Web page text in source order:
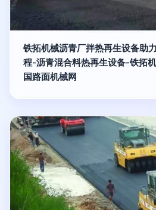
铁拓机械沥青厂拌热再生设备助
程-沥青混合料热再生设备-铁拓
国路面机械网